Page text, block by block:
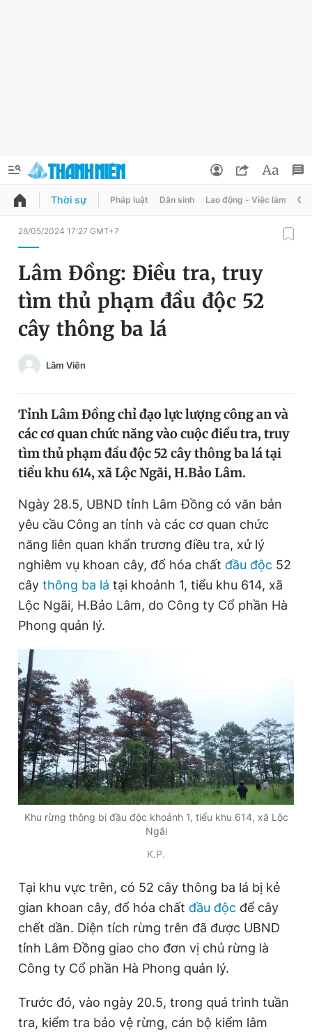
QUẢNG CÁO
Chuyên mục
Chuyên mục khác
Chào ngày mới
Tin thị trường
Video Magazine
Sản phẩm khác
Tiện ích Bạn cần biết
Thông tin tòa soạn Liên hệ quảng cáo
Đọc Thanh Niên trên điện thoại
Theo dõi báo trên
Hotline
0906 645 777
Liên hệ quảng cáo
0908 780 404
RSS
Phó tổng biên tập thường trực: Hải Thành
Phó tổng biên tập: Lâm Hiếu Dũng
Phó tổng biên tập: Trần Việt Hưng
Tổng thư ký tòa soạn: Đức Trung
Giấy phép xuất bản số 110/GP - BTTTT cấp ngày 24.3.2020
© 2003-2026 Bản quyền thuộc về Báo Thanh Niên. Cấm sao
chép dưới mọi hình thức nếu không có sự chấp thuận bằng văn
Đổi mật khẩu
Tin đã lưu
Tin đã xem
Thời sự Pháp luật Dân sinh Lao động - Việc làm
28/05/2024 17:27 GMT+7
Lâm Đồng: Điều tra, truy
tìm thủ phạm đầu độc 52
cây thông ba lá
Lâm Viên
Tỉnh Lâm Đồng chỉ đạo lực lượng công an và
các cơ quan chức năng vào cuộc điều tra, truy
tìm thủ phạm đầu độc 52 cây thông ba lá tại
tiểu khu 614, xã Lộc Ngãi, H.Bảo Lâm.
Ngày 28.5, UBND tỉnh Lâm Đồng có văn bản
yêu cầu Công an tỉnh và các cơ quan chức
năng liên quan khẩn trương điều tra, xử lý
nghiêm vụ khoan cây, đổ hóa chất đầu độc 52
cây thông ba lá tại khoảnh 1, tiểu khu 614, xã
Lộc Ngãi, H.Bảo Lâm, do Công ty Cổ phần Hà
Phong quản lý.
Khu rừng thông bị đầu độc khoảnh 1, tiểu khu 614, xã Lộc
Ngãi
K.P.
Tại khu vực trên, có 52 cây thông ba lá bị kẻ
gian khoan cây, đổ hóa chất đầu độc để cây
chết dần. Diện tích rừng trên đã được UBND
tỉnh Lâm Đồng giao cho đơn vị chủ rừng là
Công ty Cổ phần Hà Phong quản lý.
Trước đó, vào ngày 20.5, trong quá trình tuần
tra, kiểm tra bảo vệ rừng, cán bộ kiểm lâm